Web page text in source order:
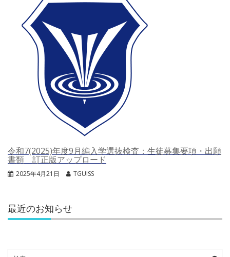
令和7(2025)年度9月編入学選抜検査：生徒募集要項・出願
書類 訂正版アップロード
2025年4月21日 TGUISS
最近のお知らせ